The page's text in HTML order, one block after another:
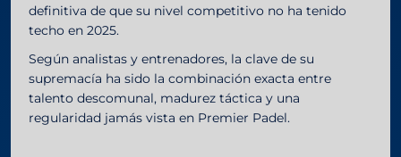
definitiva de que su nivel competitivo no ha tenido
techo en 2025.
Según analistas y entrenadores, la clave de su
supremacía ha sido la combinación exacta entre
talento descomunal, madurez táctica y una
regularidad jamás vista en Premier Padel.